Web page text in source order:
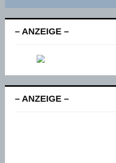
– ANZEIGE –
– ANZEIGE –